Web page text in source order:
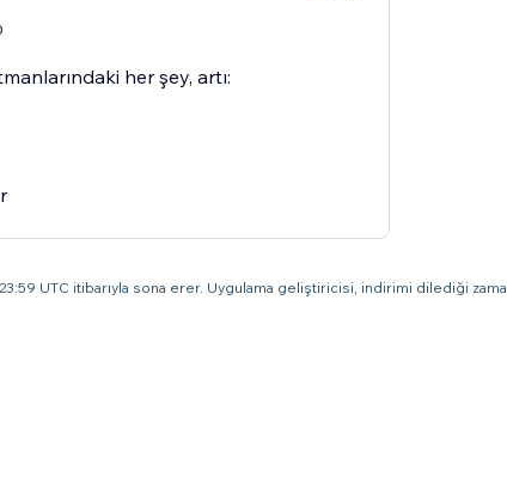
her şey, artı:
UTC itibarıyla sona erer. Uygulama geliştiricisi, indirimi dilediği